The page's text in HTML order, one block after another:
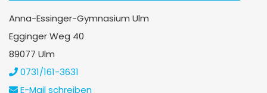
Anna-Essinger-Gymnasium Ulm
Egginger Weg 40
89077 Ulm
0731/161-3631
E-Mail schreiben